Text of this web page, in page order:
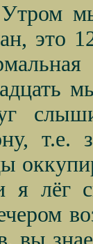
это
я лёг